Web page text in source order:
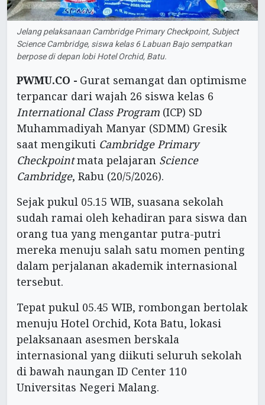
Jelang pelaksanaan Cambridge Primary Checkpoint, Subject
Science Cambridge, siswa kelas 6 Labuan Bajo sempatkan
berpose di depan lobi Hotel Orchid, Batu.
PWMU.CO - Gurat semangat dan optimisme
terpancar dari wajah 26 siswa kelas 6
International Class Program (ICP) SD
Muhammadiyah Manyar (SDMM) Gresik
saat mengikuti Cambridge Primary
Checkpointmata pelajaran Science
Cambridge, Rabu (20/5/2026).
Sejak pukul 05.15 WIB, suasana sekolah
sudah ramai oleh kehadiran para siswa dan
orang tua yang mengantar putra-putri
mereka menuju salah satu momen penting
dalam perjalanan akademik internasional
tersebut.
Tepat pukul 05.45 WIB, rombongan bertolak
menuju Hotel Orchid, Kota Batu, lokasi
pelaksanaan asesmen berskala
internasional yang diikuti seluruh sekolah
di bawah naungan ID Center 110
Universitas Negeri Malang.